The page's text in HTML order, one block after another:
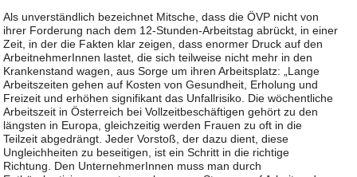
Als unverständlich bezeichnet Mitsche, dass die ÖVP nicht von
ihrer Forderung nach dem 12-Stunden-Arbeitstag abrückt, in einer
Zeit, in der die Fakten klar zeigen, dass enormer Druck auf den
ArbeitnehmerInnen lastet, die sich teilweise nicht mehr in den
Krankenstand wagen, aus Sorge um ihren Arbeitsplatz: „Lange
Arbeitszeiten gehen auf Kosten von Gesundheit, Erholung und
Freizeit und erhöhen signifikant das Unfallrisiko. Die wöchentliche
Arbeitszeit in Österreich bei Vollzeitbeschäftigen gehört zu den
längsten in Europa, gleichzeitig werden Frauen zu oft in die
Teilzeit abgedrängt. Jeder Vorstoß, der dazu dient, diese
Ungleichheiten zu beseitigen, ist ein Schritt in die richtige
Richtung. Den UnternehmerInnen muss man durch